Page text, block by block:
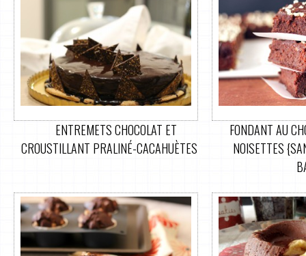
ENTREMETS CHOCOLAT ET
CROUSTILLANT PRALINÉ-CACAHUÈTES
FONDANT AU
NOISETTES